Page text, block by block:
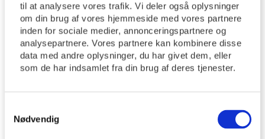
til at analysere vores trafik. Vi deler også oplysninger
om din brug af vores hjemmeside med vores partnere
inden for sociale medier, annonceringspartnere og
analysepartnere. Vores partnere kan kombinere disse
data med andre oplysninger, du har givet dem, eller
som de har indsamlet fra din brug af deres tjenester.
Nødvendig
Sognepræst
Karen Holdt Madsen
Skørping, siden var jeg 10 år i Malt-Folding i